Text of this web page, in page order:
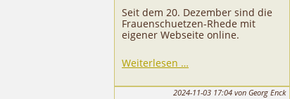
Seit dem 20. Dezember sind die
Frauenschuetzen-Rhede mit
eigener Webseite online.
Weiterlesen …
2024-11-03 17:04 von Georg Enck